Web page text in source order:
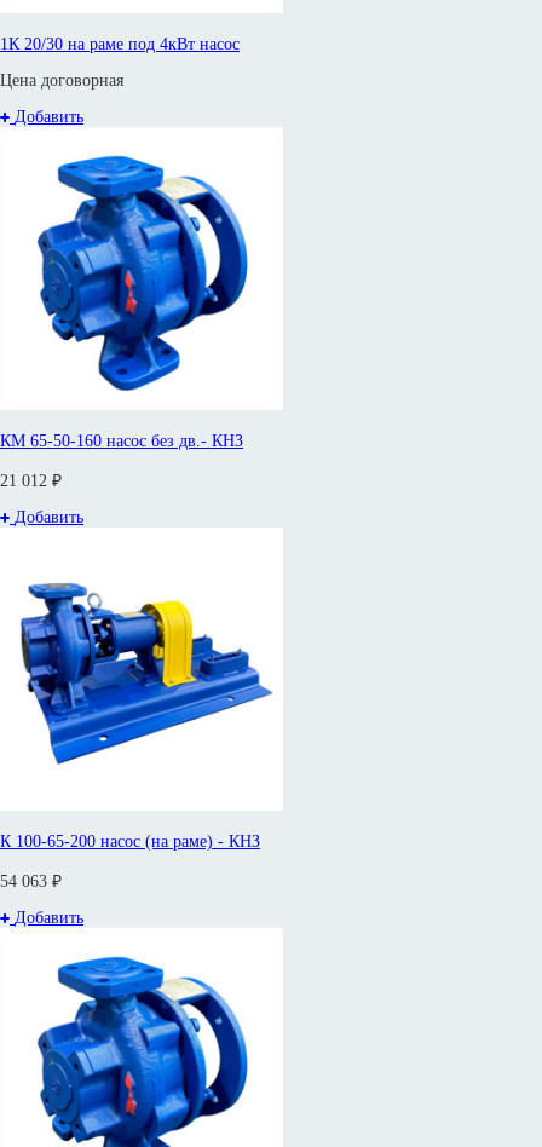
1К 20/30 на раме под 4кВт насос
Цена договорная
Добавить
КМ 65-50-160 насос без дв.- КНЗ
21 012 ₽
Добавить
К 100-65-200 насос (на раме) - КНЗ
54 063 ₽
Добавить